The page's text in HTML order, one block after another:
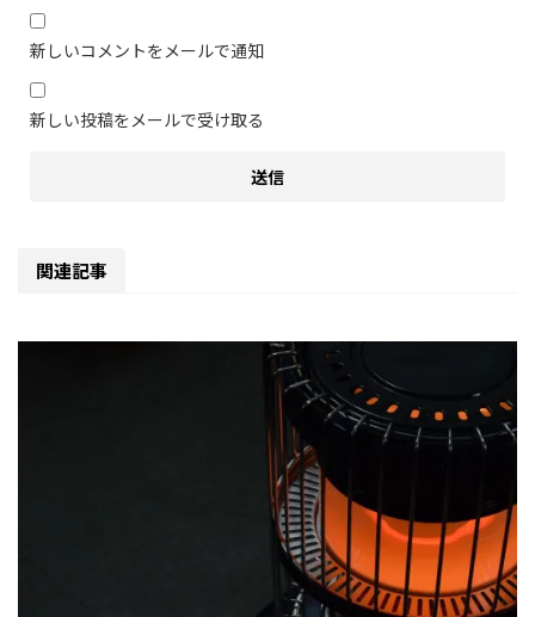
新しいコメントをメールで通知
新しい投稿をメールで受け取る
関連記事